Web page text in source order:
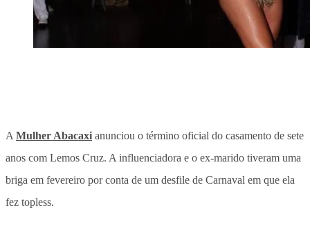
A Mulher Abacaxi anunciou o término oficial do casamento de sete
anos com Lemos Cruz. A influenciadora e o ex-marido tiveram uma
briga em fevereiro por conta de um desfile de Carnaval em que ela
fez topless.